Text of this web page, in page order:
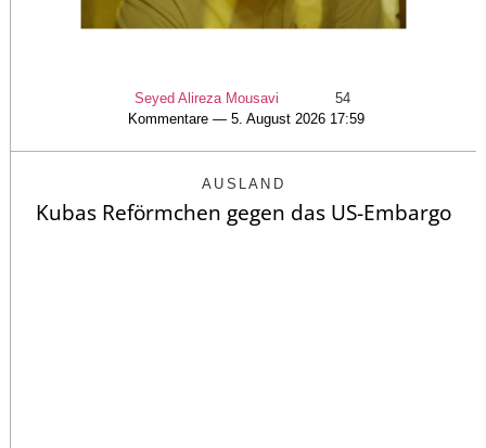
Seyed Alireza Mousavi
54
Kommentare — 5. August 2026 17:59
AUSLAND
Kubas Reförmchen gegen das US-Embargo